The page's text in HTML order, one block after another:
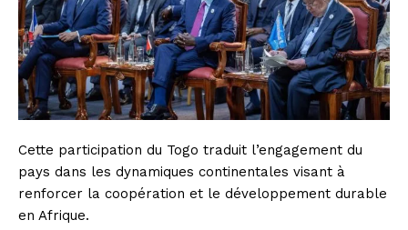
Cette participation du Togo traduit l’engagement du
pays dans les dynamiques continentales visant à
renforcer la coopération et le développement durable
en Afrique.